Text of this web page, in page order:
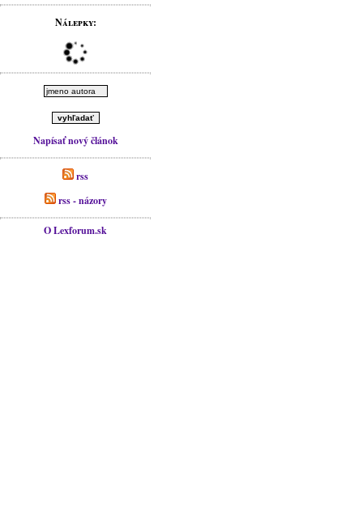
Nálepky:
Napísať nový článok
rss
rss - názory
O Lexforum.sk